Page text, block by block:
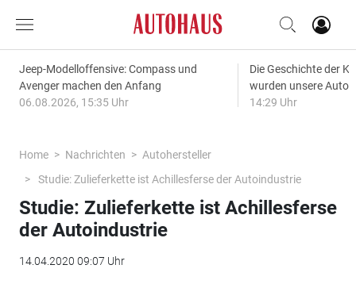
Jeep-Modelloffensive: Compass und
Avenger machen den Anfang
06.08.2026, 15:35 Uhr
Die Geschichte der
wurden unsere
14:29 Uhr
Home Nachrichten
Autohersteller
Studie: Zulieferkette ist Achillesferse der Autoindustrie
Studie: Zulieferkette ist Achillesferse
der Autoindustrie
14.04.2020 09:07 Uhr